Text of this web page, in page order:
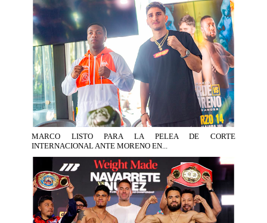
MARCO LISTO PARA LA PELEA DE CORTE
INTERNACIONAL ANTE MORENO EN...